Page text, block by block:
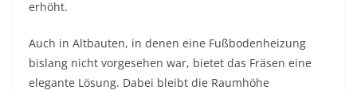
erhöht.
Auch in Altbauten, in denen eine Fußbodenheizung
bislang nicht vorgesehen war, bietet das Fräsen eine
elegante Lösung. Dabei bleibt die Raumhöhe